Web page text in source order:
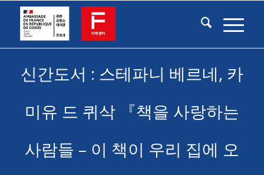
신간도서 : 스테파니 베르네, 카
미유 드 퀴삭 『책을 사랑하는
사람들 – 이 책이 우리 집에 오